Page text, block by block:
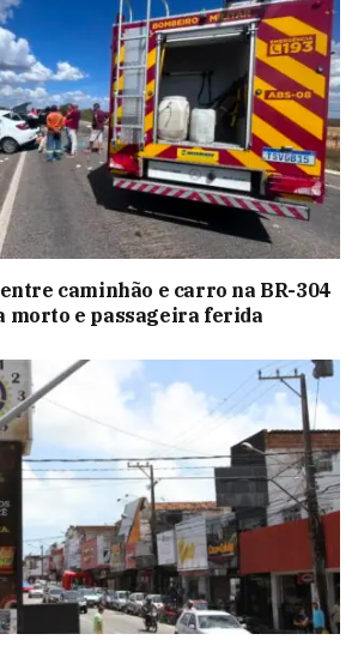
caminhão e carro na BR-304
morto e passageira ferida